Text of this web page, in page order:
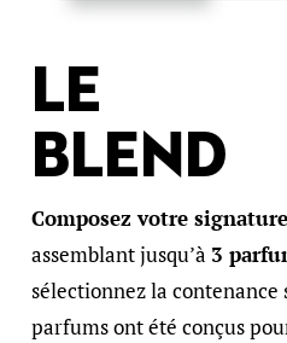
Le
Blend
Composez votre
assemblant jusqu’à 3
sélectionnez la contenance
parfums ont été conçus